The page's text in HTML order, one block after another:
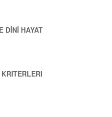
DİNİ HAYAT